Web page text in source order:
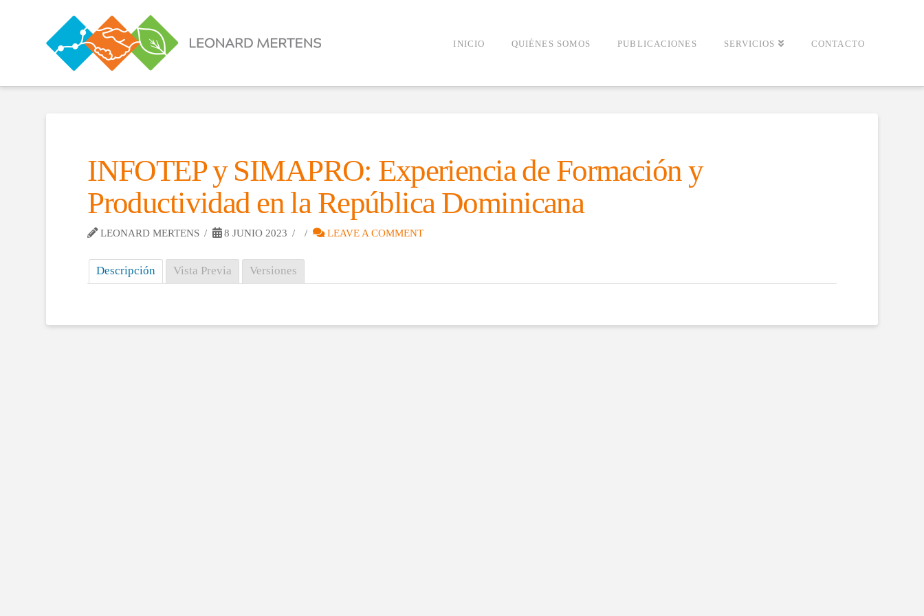
INICIO QUIÉNES SOMOS PUBLICACIONES SERVICIOS CONTACTO
INFOTEP y SIMAPRO: Experiencia de Formación y
Productividad en la República Dominicana
LEONARD MERTENS 8 JUNIO 2023 LEAVE A COMMENT
Descripción Vista Previa Versiones